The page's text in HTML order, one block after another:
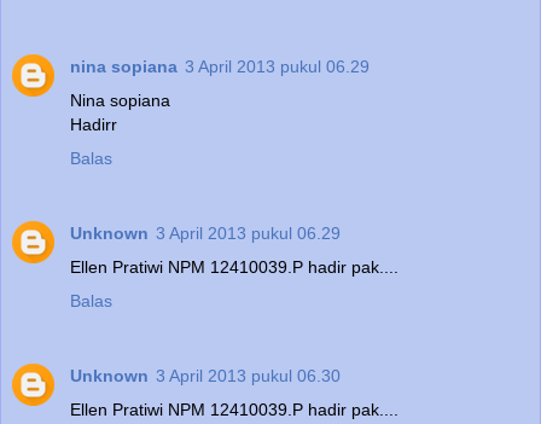
nina sopiana 3 April 2013 pukul 06.29
Nina sopiana
Hadirr
Balas
Unknown 3 April 2013 pukul 06.29
Ellen Pratiwi NPM 12410039.P hadir pak....
Balas
Unknown 3 April 2013 pukul 06.30
Ellen Pratiwi NPM 12410039.P hadir pak....